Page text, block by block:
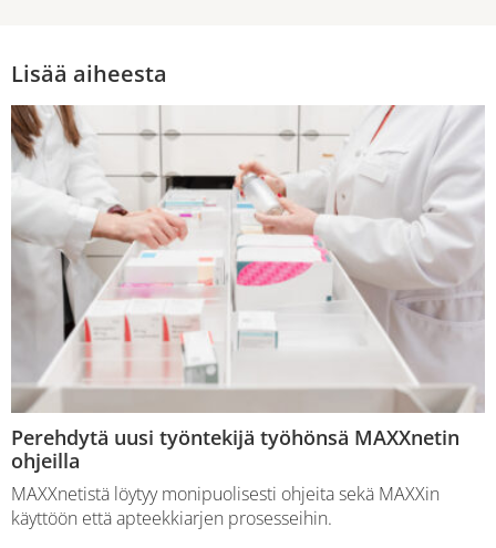
Lisää aiheesta
Perehdytä uusi työntekijä työhönsä MAXXnetin
ohjeilla
MAXXnetistä löytyy monipuolisesti ohjeita sekä MAXXin
käyttöön että apteekkiarjen prosesseihin.